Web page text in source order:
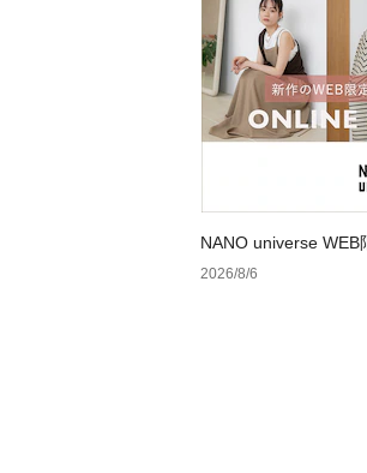
NANO universe WEB
2026/8/6